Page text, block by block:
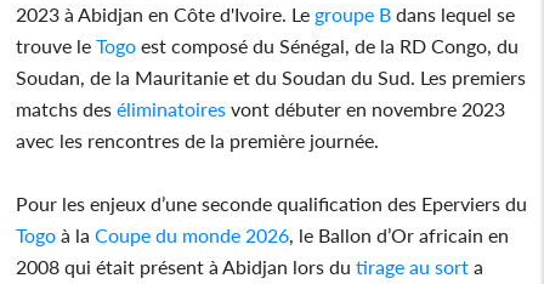
2023 à Abidjan en Côte d'Ivoire. Le groupe B dans lequel se
trouve leTogo est composé du Sénégal, de la RD Congo, du
Soudan, de la Mauritanie et du Soudan du Sud. Les premiers
matchs des éliminatoires vont débuter en novembre 2023
avec les rencontres de la première journée.
Pour les enjeux d’une seconde qualification des Eperviers du
Togo à la Coupe du monde 2026, le Ballon d’Or africain en
2008 qui était présent à Abidjan lors du tirage au sort a